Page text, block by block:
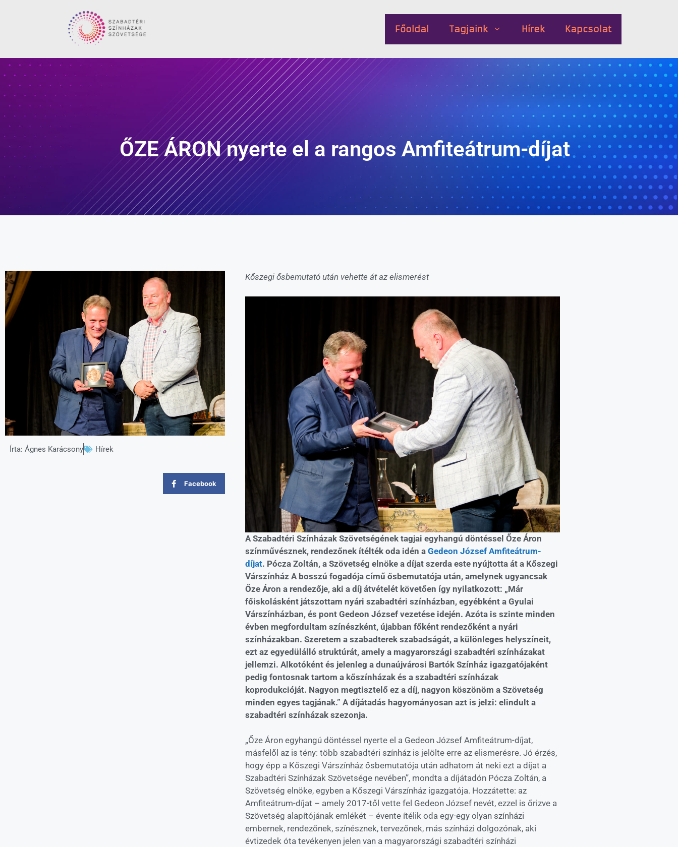
Főoldal Tagjaink Hírek Kapcsolat
ŐZE ÁRON nyerte el a rangos Amfiteátrum-díjat
Írta: Ágnes Karácsony Hírek
Facebook
Kőszegi ősbemutató után vehette át az elismerést
A Szabadtéri Színházak Szövetségének tagjai egyhangú döntéssel Őze Áron
színművésznek, rendezőnek ítélték oda idén a Gedeon József Amfiteátrum-
díjat. Pócza Zoltán, a Szövetség elnöke a díjat szerda este nyújtotta át a Kőszegi
Várszínház A bosszú fogadója című ősbemutatója után, amelynek ugyancsak
Őze Áron a rendezője, aki a díj átvételét követően így nyilatkozott: „Már
főiskolásként játszottam nyári szabadtéri színházban, egyébként a Gyulai
Várszínházban, és pont Gedeon József vezetése idején. Azóta is szinte minden
évben megfordultam színészként, újabban főként rendezőként a nyári
színházakban. Szeretem a szabadterek szabadságát, a különleges helyszíneit,
ezt az egyedülálló struktúrát, amely a magyarországi szabadtéri színházakat
jellemzi. Alkotóként és jelenleg a dunaújvárosi Bartók Színház igazgatójaként
pedig fontosnak tartom a kőszínházak és a szabadtéri színházak
koprodukcióját. Nagyon megtisztelő ez a díj, nagyon köszönöm a Szövetség
minden egyes tagjának.” A díjátadás hagyományosan azt is jelzi: elindult a
szabadtéri színházak szezonja.
„Őze Áron egyhangú döntéssel nyerte el a Gedeon József Amfiteátrum-díjat,
másfelől az is tény: több szabadtéri színház is jelölte erre az elismerésre. Jó érzés,
hogy épp a Kőszegi Várszínház ősbemutatója után adhatom át neki ezt a díjat a
Szabadtéri Színházak Szövetsége nevében”, mondta a díjátadón Pócza Zoltán, a
Szövetség elnöke, egyben a Kőszegi Várszínház igazgatója. Hozzátette: az
Amfiteátrum-díjat – amely 2017-től vette fel Gedeon József nevét, ezzel is őrizve a
Szövetség alapítójának emlékét – évente ítélik oda egy-egy olyan színházi
embernek, rendezőnek, színésznek, tervezőnek, más színházi dolgozónak, aki
évtizedek óta tevékenyen jelen van a magyarországi szabadtéri színházi